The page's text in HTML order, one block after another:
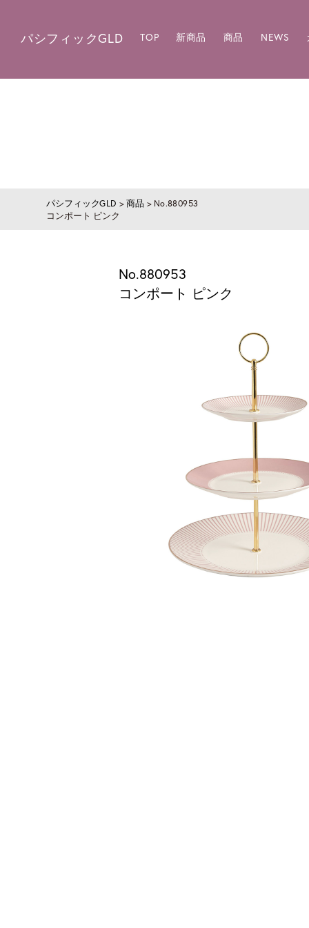
パシフィックGLD TOP 新商品 商品 NEWS
パシフィックGLD >商品 > No.880953
コンポート ピンク
No.880953
コンポート ピンク